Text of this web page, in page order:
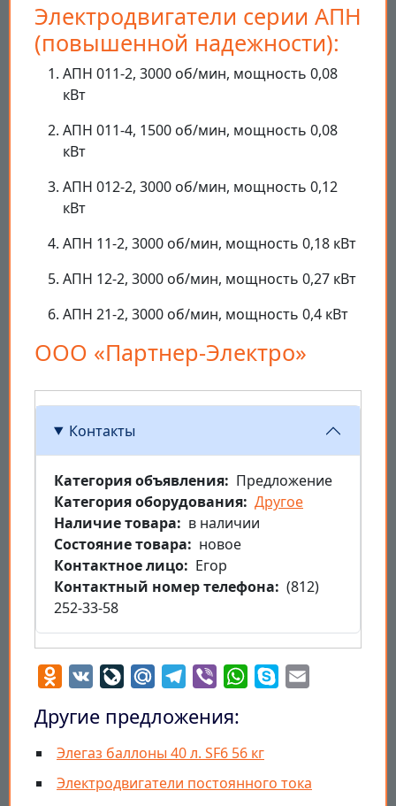
Электродвигатели серии АПН
(повышенной надежности):
АПН 011-2, 3000 об/мин, мощность 0,08
кВт
АПН 011-4, 1500 об/мин, мощность 0,08
кВт
АПН 012-2, 3000 об/мин, мощность 0,12
кВт
АПН 11-2, 3000 об/мин, мощность 0,18 кВт
АПН 12-2, 3000 об/мин, мощность 0,27 кВт
АПН 21-2, 3000 об/мин, мощность 0,4 кВт
ООО «Партнер-Электро»
Контакты
Категория объявления
Предложение
Категория оборудования Другое
Наличие товара
в наличии
Состояние товара
новое
Контактное лицо
Егор
Контактный номер телефона
(812)
252-33-58
Odnoklassniki
VK LiveJournal
Mail.RuTelegram
Viber WhatsApp
Skype
Другие предложения:
Элегаз баллоны 40 л. SF6 56 кг
Электродвигатели постоянного тока